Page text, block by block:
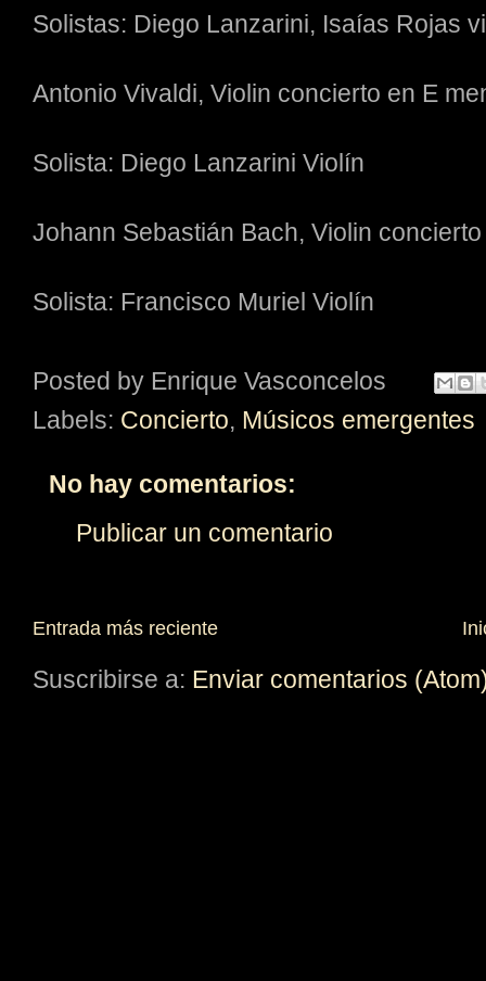
Solistas: Diego Lanzarini, Isaías Rojas
Antonio Vivaldi, Violin concierto en E
Solista: Diego Lanzarini Violín
Johann Sebastián Bach, Violin
Solista: Francisco Muriel Violín
Posted by Enrique Vasconcelos
Labels: Concierto, Músicos emergentes
No hay comentarios:
Publicar un comentario
Entrada más reciente
Suscribirse a: Enviar comentarios